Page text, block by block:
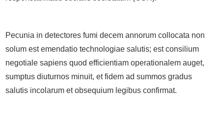
Pecunia in detectores fumi decem annorum collocata non
solum est emendatio technologiae salutis; est consilium
negotiale sapiens quod efficientiam operationalem auget,
sumptus diuturnos minuit, et fidem ad summos gradus
salutis incolarum et obsequium legibus confirmat.